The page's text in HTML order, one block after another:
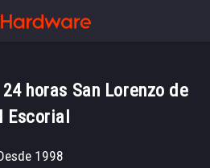
horas San Lorenzo de
Escorial
1998